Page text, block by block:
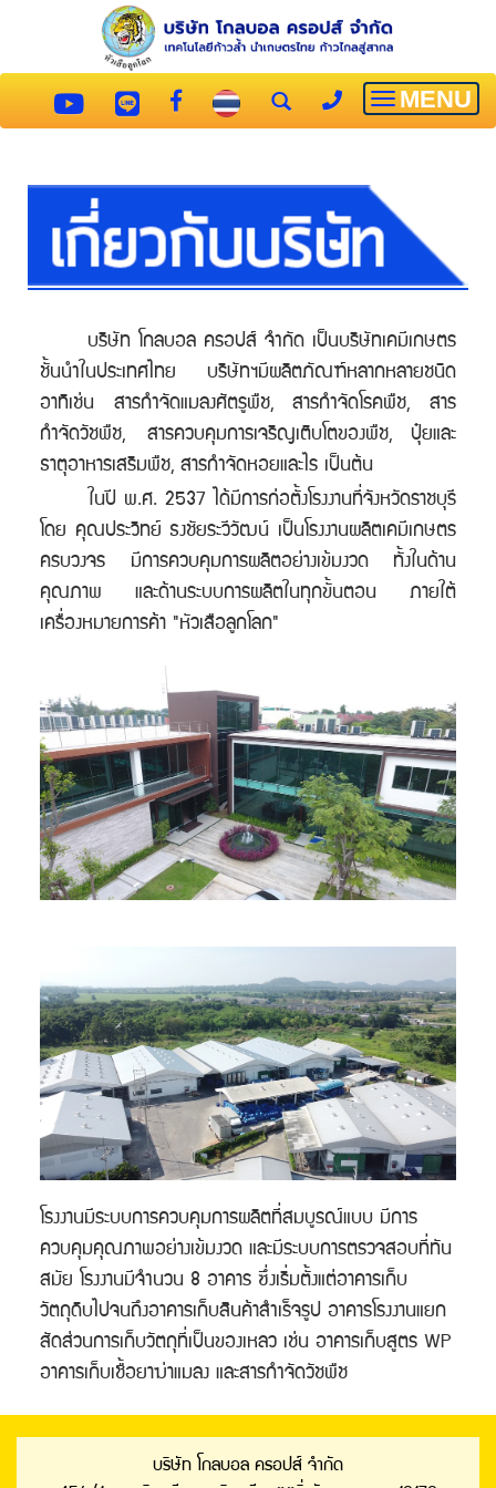
Toggle
MENU
บริษัท โกลบอล ครอปส์ จำกัด เป็นบริษัทเคมีเกษตร
ชั้นนำในประเทศไทย บริษัทฯมีผลิตภัณฑ์หลากหลายชนิด
อาทิเช่น สารกำจัดแมลงศัตรูพืช, สารกำจัดโรคพืช, สาร
กำจัดวัชพืช, สารควบคุมการเจริญเติบโตของพืช, ปุ๋ยและ
ธาตุอาหารเสริมพืช, สารกำจัดหอยและไร เป็นต้น
ในปี พ.ศ. 2537 ได้มีการก่อตั้งโรงงานที่จังหวัดราชบุรี
โดย คุณประวิทย์ ธงชัยระวีวัฒน์ เป็นโรงงานผลิตเคมีเกษตร
ครบวงจร มีการควบคุมการผลิตอย่างเข้มงวด ทั้งในด้าน
คุณภาพ และด้านระบบการผลิตในทุกขั้นตอน ภายใต้
เครื่องหมายการค้า "หัวเสือลูกโลก"
โรงงานมีระบบการควบคุมการผลิตที่สมบูรณ์แบบ มีการ
ควบคุมคุณภาพอย่างเข้มงวด และมีระบบการตรวจสอบที่ทัน
สมัย โรงงานมีจำนวน 8 อาคาร ซึ่งเริ่มตั้งแต่อาคารเก็บ
วัตถุดิบไปจนถึงอาคารเก็บสินค้าสำเร็จรูป อาคารโรงงานแยก
สัดส่วนการเก็บวัตถุที่เป็นของเหลว เช่น อาคารเก็บสูตร WP
อาคารเก็บเชื้อยาฆ่าแมลง และสารกำจัดวัชพืช
บริษัท โกลบอล ครอปส์ จำกัด